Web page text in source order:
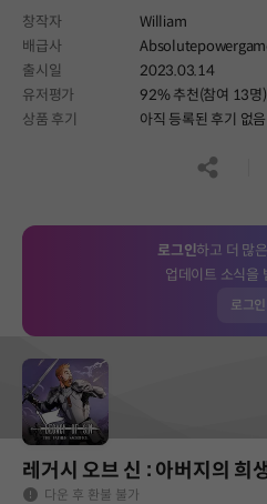
창작자
William
배급사
출시일
2023.03.14
유저평가
92% 추천(참여 13명)
상품 후기
아직 등록된 후기 없음
공유
로그인하고 더 많
업데이트 소식을
로그인
레거시 오브 신 : 아버지의 희
다운 후 환불 불가